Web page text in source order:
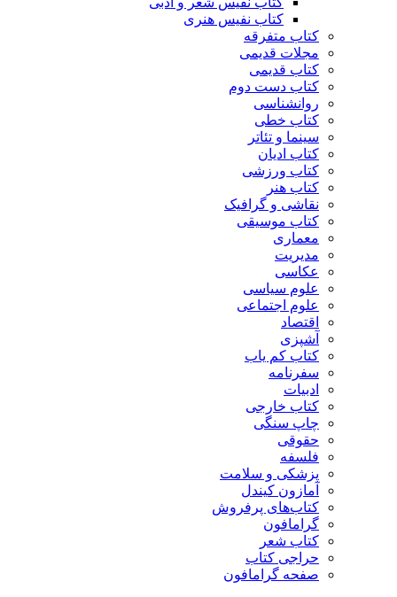
کتاب نفیس هنری
کتاب متفرقه
مجلات قدیمی
کتاب قدیمی
کتاب دست دوم
روانشناسی
کتاب خطی
سینما و تئاتر
کتاب ادیان
کتاب ورزشی
کتاب هنر
نقاشی و گرافیک
کتاب موسیقی
معماری
مدیریت
عکاسی
علوم سیاسی
علوم اجتماعی
اقتصاد
آشپزی
کتاب کم یاب
سفرنامه
ادبیات
کتاب خارجی
چاپ سنگی
حقوقی
فلسفه
پزشکی و سلامت
آمازون کیندل
کتاب‌های پرفروش
گرامافون
کتاب شعر
حراجی کتاب
صفحه گرامافون